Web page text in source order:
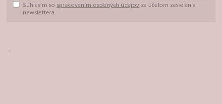
Súhlasím so spracovaním osobných údajov za účelom zasielania
newslettera.
.